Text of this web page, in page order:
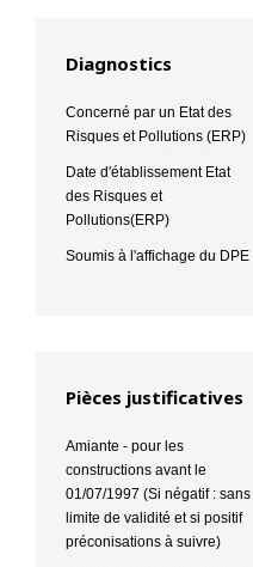
Diagnostics
Concerné par un Etat des
Risques et Pollutions (ERP)
Date d'établissement Etat
des Risques et
Pollutions(ERP)
Soumis à l'affichage du DPE
Pièces justificatives
Amiante - pour les
constructions avant le
01/07/1997 (Si négatif : sans
limite de validité et si positif
préconisations à suivre)